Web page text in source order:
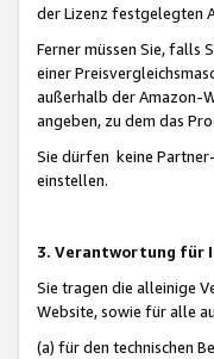
der Lizenz festgelegten
Ferner müssen Sie, falls
einer
außerhalb der Amazon-
angeben, zu dem das
Sie dürfen keine
einstellen.
3. Verantwortung für
Sie tragen die alleinige
Website, sowie für alle
(a) für den technischen